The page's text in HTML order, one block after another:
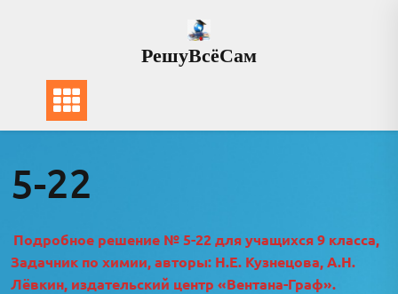
РешуВсёСам
5-22
Подробное решение № 5-22 для учащихся 9 класса,
Задачник по химии, авторы: Н.Е. Кузнецова, А.Н.
Лёвкин, издательский центр «Вентана-Граф».